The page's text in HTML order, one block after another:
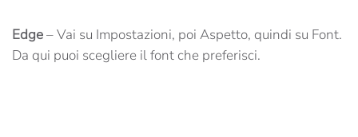
Edge– Vai su Impostazioni, poi Aspetto, quindi su Font.
Da qui puoi scegliere il font che preferisci.